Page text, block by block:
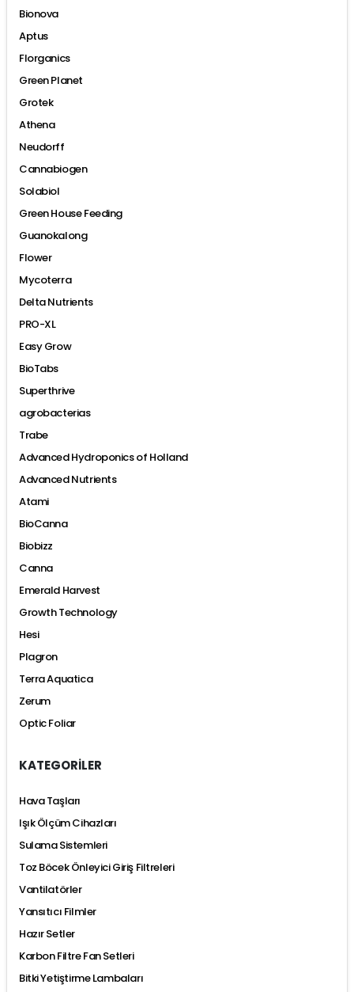
Bionova
Aptus
Florganics
Green Planet
Grotek
Athena
Neudorff
Cannabiogen
Solabiol
Green House Feeding
Guanokalong
Flower
Mycoterra
Delta Nutrients
PRO-XL
Easy Grow
BioTabs
Superthrive
agrobacterias
Trabe
Advanced Hydroponics of Holland
Advanced Nutrients
Atami
BioCanna
Biobizz
Canna
Emerald Harvest
Growth Technology
Hesi
Plagron
Terra Aquatica
Zerum
Optic Foliar
KATEGORİLER
Hava Taşları
Işık Ölçüm Cihazları
Sulama Sistemleri
Toz Böcek Önleyici Giriş Filtreleri
Vantilatörler
Yansıtıcı Filmler
Hazır Setler
Karbon Filtre Fan Setleri
Bitki Yetiştirme Lambaları